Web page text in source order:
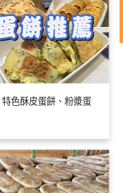
色酥皮蛋餅、粉漿蛋